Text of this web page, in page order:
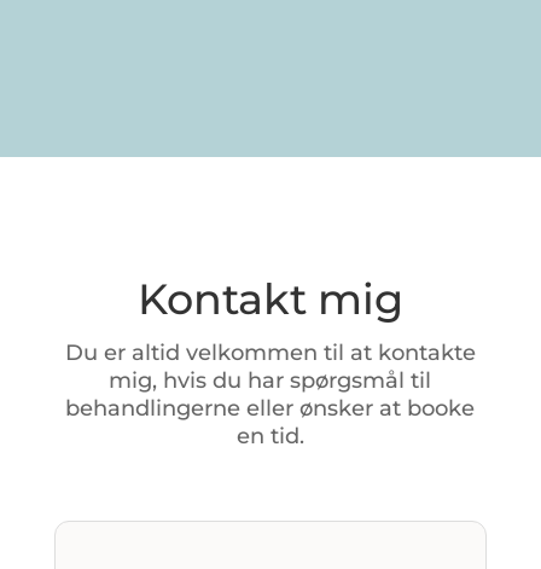
Kontakt mig
Du er altid velkommen til at kontakte
mig, hvisdu harspørgsmåltil
behandlingerneellerønsker at booke
en tid.